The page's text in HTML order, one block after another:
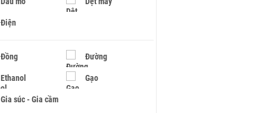
Điện
Đồng Đường
Ethanol Gạo
Gia súc - Gia cầm